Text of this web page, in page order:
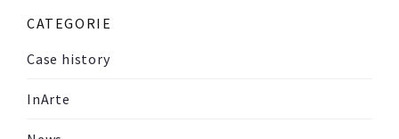
CATEGORIE
Case history
InArte